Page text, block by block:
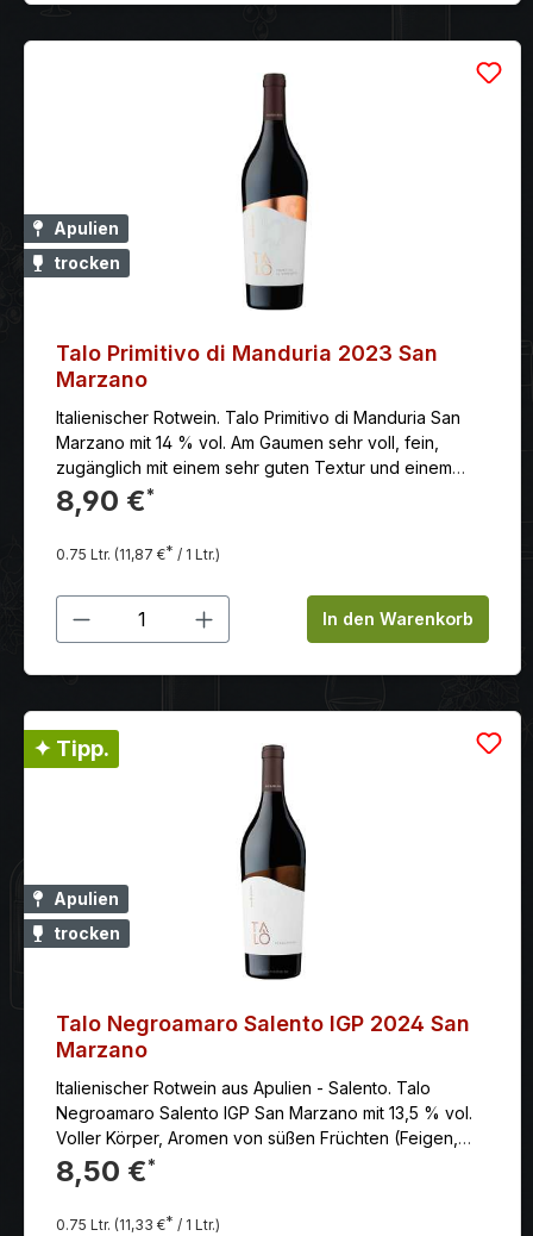
Apulien
trocken
Talo Primitivo di Manduria 2023 San
Marzano
Italienischer Rotwein. Talo Primitivo di Manduria San
Marzano mit 14 % vol. Am Gaumen sehr voll, fein,
zugänglich mit einem sehr guten Textur und einem
fruchtbetonten und langem Abgang.
8,90 €*
0.75 Ltr. (11,87 €* / 1 Ltr.)
Produkt Anzahl: Gib denIn den Warenkorb
✦ Tipp.
Apulien
trocken
Talo Negroamaro Salento IGP 2024 San
Marzano
Italienischer Rotwein aus Apulien - Salento. Talo
Negroamaro Salento IGP San Marzano mit 13,5 % vol.
Voller Körper, Aromen von süßen Früchten (Feigen,
Waldbeeren) und Gewürzen (Lakritze, Thymian). Hier
bestellen!
8,50 €*
0.75 Ltr. (11,33 €* / 1 Ltr.)